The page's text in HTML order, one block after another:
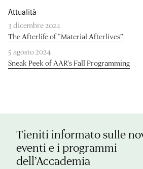
Attualità
3 dicembre 2024
The Afterlife of “Material Afterlives”
5 agosto 2024
Sneak Peek of AAR’s Fall Programming
Tieniti informato sulle
eventi e i programmi
dell’Accademia